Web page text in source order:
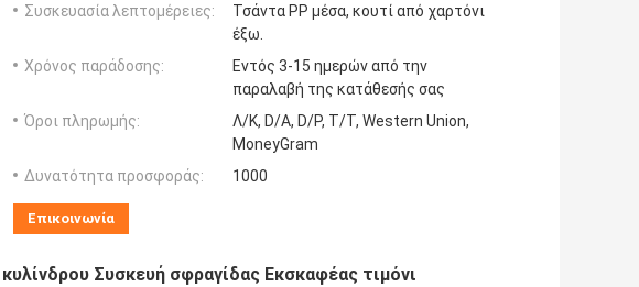
Συσκευασία λεπτομέρειες:
Τσάντα PP μέσα, κουτί από χαρτόνι
έξω.
Χρόνος παράδοσης:
Εντός 3-15 ημερών από την
παραλαβή της κατάθεσής σας
Όροι πληρωμής:
Λ/Κ, D/A, D/P, T/T, Western Union,
MoneyGram
Δυνατότητα προσφοράς:
1000
Επικοινωνία
Συσκευή σφραγίδας Εκσκαφέας τιμόνι